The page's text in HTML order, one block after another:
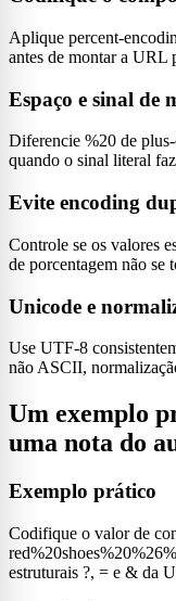
Aplique percent-
antes de montar a URL
Espaço e sinal de
Diferencie %20 de
quando o sinal literal
Evite encoding
Controle se os valores
de porcentagem não se
Unicode e
Use UTF-8
não ASCII,
Um exemplo
uma nota do
Exemplo prático
Codifique o valor de
estruturais ?, = e & da